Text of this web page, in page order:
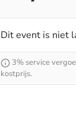
Dit event is niet
3% service
kostprijs.